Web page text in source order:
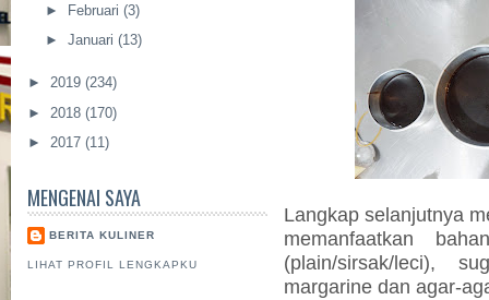
► Februari (3)
► Januari (13)
► 2019 (234)
► 2018 (170)
► 2017 (11)
MENGENAI SAYA
BERITA KULINER
LIHAT PROFIL LENGKAPKU
Langkap selanjutnya
memanfaatkan
(plain/sirsak/leci),
margarine dan agar-